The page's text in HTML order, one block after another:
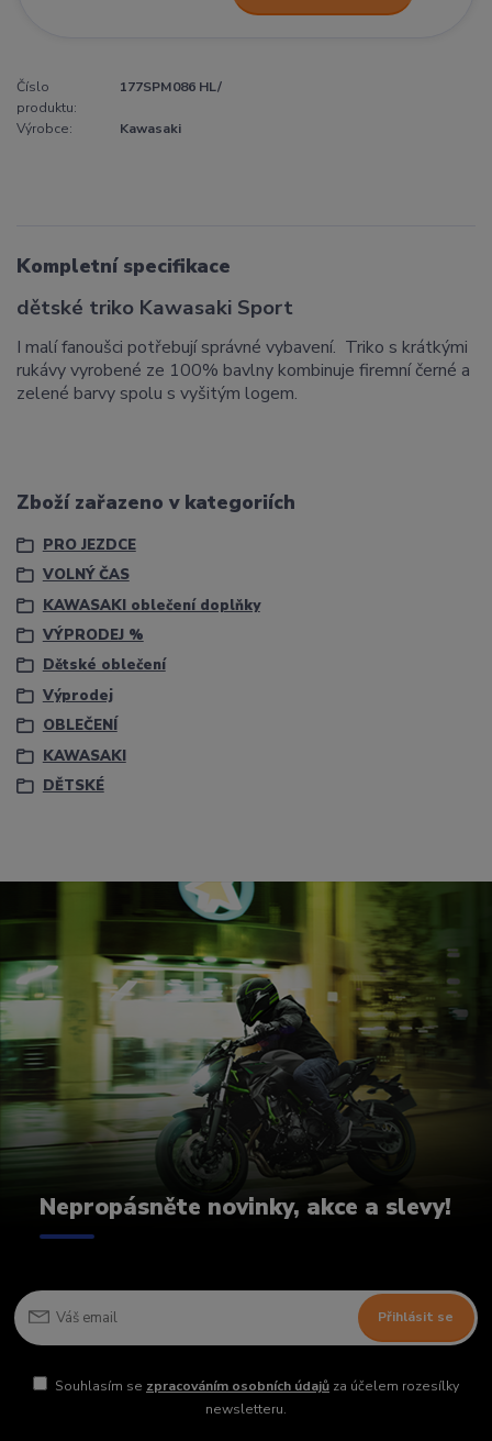
Číslo
produktu:
177SPM086 HL/
Výrobce: Kawasaki
Kompletní specifikace
dětské triko Kawasaki Sport
I malí fanoušci potřebují správné vybavení. Triko s krátkými
rukávy vyrobené ze 100% bavlny kombinuje firemní černé a
zelené barvy spolu s vyšitým logem.
Zboží zařazeno v kategoriích
PRO JEZDCE
VOLNÝ ČAS
KAWASAKI oblečení doplňky
VÝPRODEJ %
Dětské oblečení
Výprodej
OBLEČENÍ
KAWASAKI
DĚTSKÉ
Nepropásněte novinky, akce a slevy!
Přihlásit se
Souhlasím se zpracováním osobních údajůza účelem rozesílky
newsletteru.